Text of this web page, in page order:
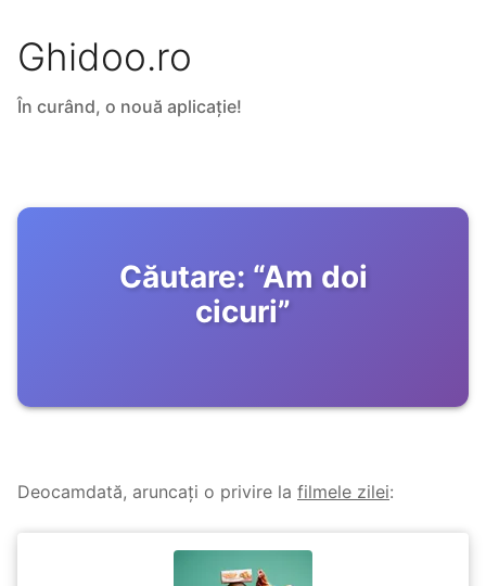
Ghidoo.ro
În curând, o nouă aplicație!
Căutare: “Am doi
cicuri”
Deocamdată, aruncați o privire la filmele zilei: